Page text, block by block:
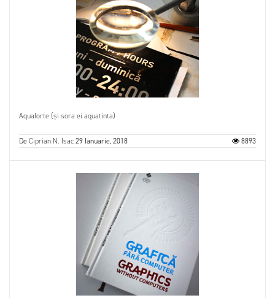
Aquaforte (și sora ei aquatinta)
DeCiprian N. Isac29 Ianuarie, 2018 8893